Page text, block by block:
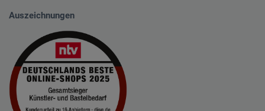
Auszeichnungen